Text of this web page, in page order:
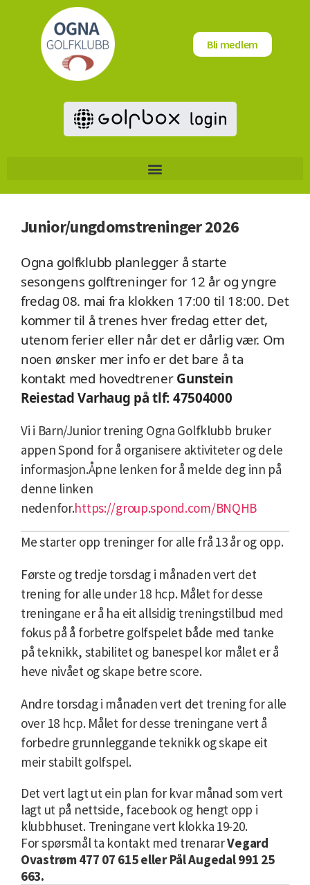
Bli medlem
Junior/ungdomstreninger 2026
Ogna golfklubb planlegger å starte
sesongens golftreninger for 12 år og yngre
fredag 08. mai fra klokken 17:00 til 18:00. Det
kommer til å trenes hver fredag etter det,
utenom ferier eller når det er dårlig vær. Om
noen ønsker mer info er det bare å ta
kontakt med hovedtrener Gunstein
Reiestad Varhaug på tlf: 47504000
Vi i Barn/Junior trening Ogna Golfklubb bruker
appen Spond for å organisere aktiviteter og dele
informasjon.Åpne lenken for å melde deg inn på
denne linken
nedenfor.https://group.spond.com/BNQHB
Me starter opp treninger for alle frå 13 år og opp.
Første og tredje torsdag i månaden vert det
trening for alle under 18 hcp. Målet for desse
treningane er å ha eit allsidig treningstilbud med
fokus på å forbetre golfspelet både med tanke
på teknikk, stabilitet og banespel kor målet er å
heve nivået og skape betre score.
Andre torsdag i månaden vert det trening for alle
over 18 hcp. Målet for desse treningane vert å
forbedre grunnleggande teknikk og skape eit
meir stabilt golfspel.
Det vert lagt ut ein plan for kvar månad som vert
lagt ut på nettside, facebook og hengt opp i
klubbhuset. Treningane vert klokka 19-20.
For spørsmål ta kontakt med trenararVegard
Ovastrøm 477 07 615 eller Pål Augedal 991 25
663.